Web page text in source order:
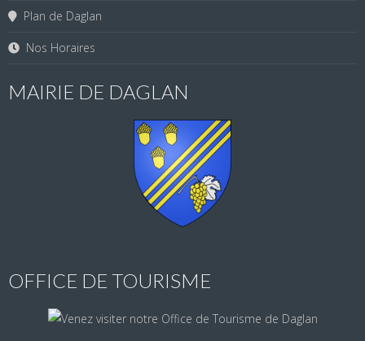
Plan de Daglan
Nos Horaires
MAIRIE DE DAGLAN
OFFICE DE TOURISME